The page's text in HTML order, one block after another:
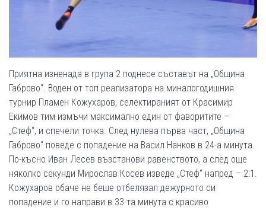
Приятна изненада в група 2 поднесе съставът на „Община
Габрово“. Воден от топ реализатора на миналогодишния
турнир Пламен Кожухаров, селектираният от Красимир
Екимов тим измъчи максимално един от фаворитите –
„Стеф“, и спечели точка. След нулева първа част, „Община
Габрово“ поведе с попадение на Васил Нанков в 24-а минута.
По-късно Иван Лесев възстанови равенството, а след още
няколко секунди Мирослав Косев изведе „Стеф“ напред – 2:1.
Кожухаров обаче не беше отбелязал дежурното си
попадение и го направи в 33-та минута с красиво